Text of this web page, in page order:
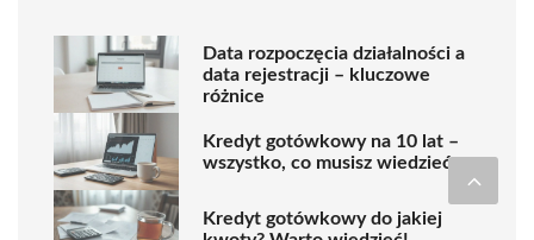
Data rozpoczęcia działalności a
data rejestracji – kluczowe
różnice
Kredyt gotówkowy na 10 lat –
wszystko, co musisz wiedzieć
Kredyt gotówkowy do jakiej